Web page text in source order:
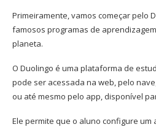
Primeiramente, vamos começar pelo
famosos programas de
planeta.
O Duolingo é uma plataforma de
pode ser acessada na web, pelo
ou até mesmo pelo app, disponível
Ele permite que o aluno configure